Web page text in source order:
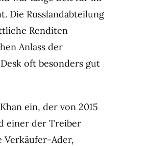
Die Russlandabteilung
Renditen
Anlass der
oft besonders gut
ein, der von 2015
einer der Treiber
Verkäufer-Ader,